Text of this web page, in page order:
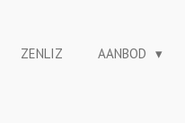
ZENLIZ AANBOD